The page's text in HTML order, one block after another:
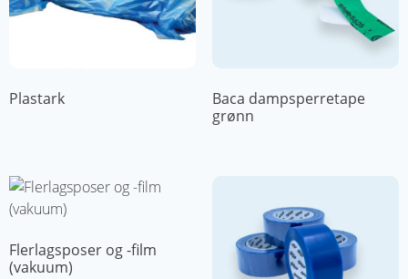
Plastark
Baca dampsperretape
grønn
Flerlagsposer og -film
(vakuum)